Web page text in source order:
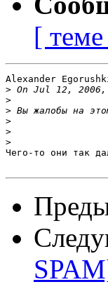
[
Alexander
>
>
>
>
>
>
Чего-то они так